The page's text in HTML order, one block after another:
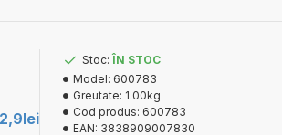
Stoc: ÎN STOC
Model: 600783
Greutate: 1.00kg
Cod produs: 600783
EAN: 3838909007830